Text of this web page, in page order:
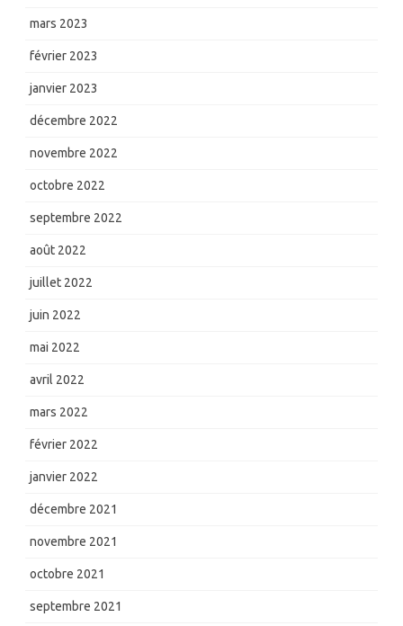
mars 2023
février 2023
janvier 2023
décembre 2022
novembre 2022
octobre 2022
septembre 2022
août 2022
juillet 2022
juin 2022
mai 2022
avril 2022
mars 2022
février 2022
janvier 2022
décembre 2021
novembre 2021
octobre 2021
septembre 2021